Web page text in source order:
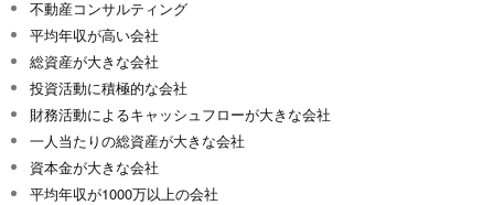
不動産コンサルティング
平均年収が高い会社
総資産が大きな会社
投資活動に積極的な会社
財務活動によるキャッシュフローが大きな会社
一人当たりの総資産が大きな会社
資本金が大きな会社
平均年収が1000万以上の会社